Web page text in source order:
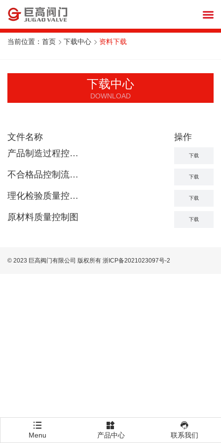
当前位置： 首页 下载中心 资料下载
下载中心
DOWNLOAD
文件名称
操作
产品制造过程控制流程图
下载
不合格品控制流程图 下载
理化检验质量控制流程图 下载
原材料质量控制图 下载
© 2023 巨高阀门有限公司 版权所有 浙ICP备2021023097号-2
Menu 产品中心 联系我们